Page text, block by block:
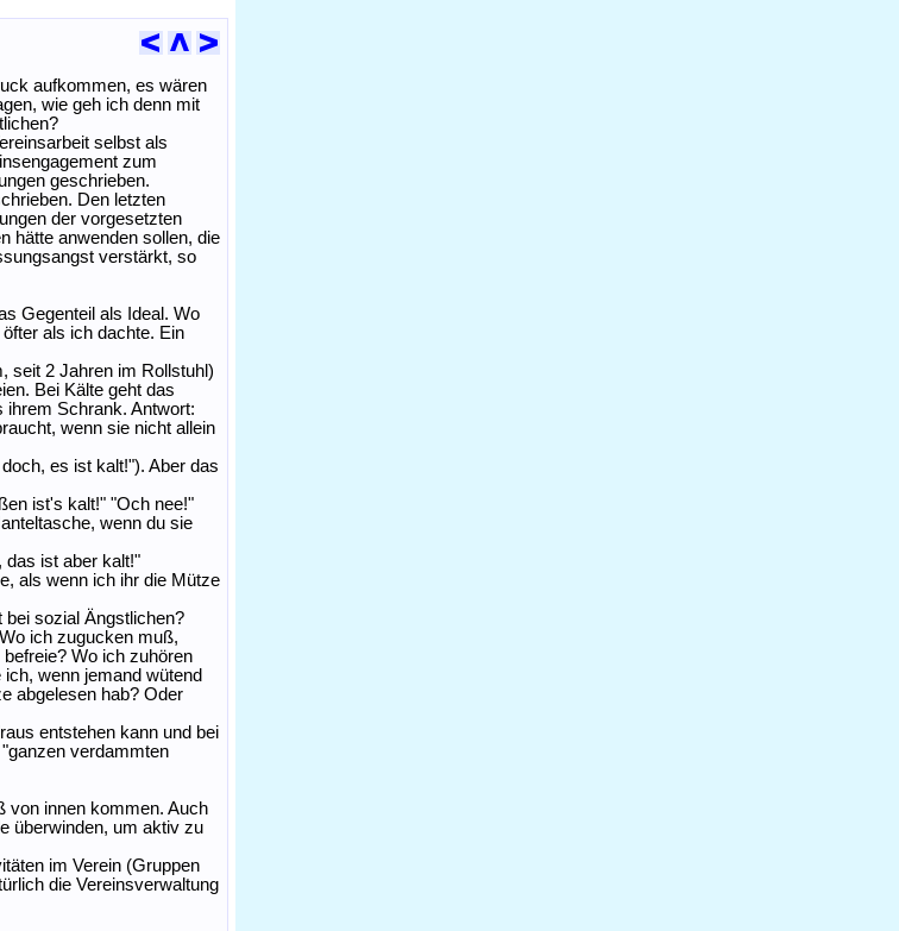
aufkommen, es wären
wie geh ich denn mit
selbst als
zum
geschrieben.
Den letzten
der vorgesetzten
hätte anwenden sollen, die
verstärkt, so
Gegenteil als Ideal. Wo
als ich dachte. Ein
seit 2 Jahren im Rollstuhl)
Bei Kälte geht das
ihrem Schrank. Antwort:
wenn sie nicht allein
es ist kalt!"). Aber das
ist's kalt!" "Och nee!"
wenn du sie
das ist aber kalt!"
als wenn ich ihr die Mütze
sozial Ängstlichen?
ich zugucken muß,
Wo ich zuhören
wenn jemand wütend
abgelesen hab? Oder
entstehen kann und bei
verdammten
von innen kommen. Auch
überwinden, um aktiv zu
im Verein (Gruppen
die Vereinsverwaltung